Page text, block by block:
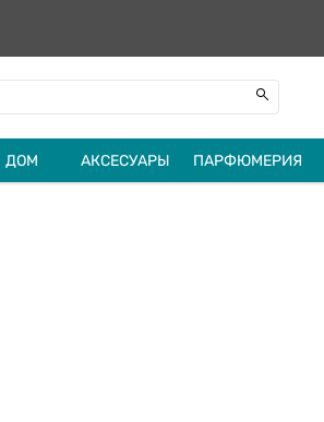
ДОМ АКСЕСУАРЫ ПАРФЮМЕРИЯ